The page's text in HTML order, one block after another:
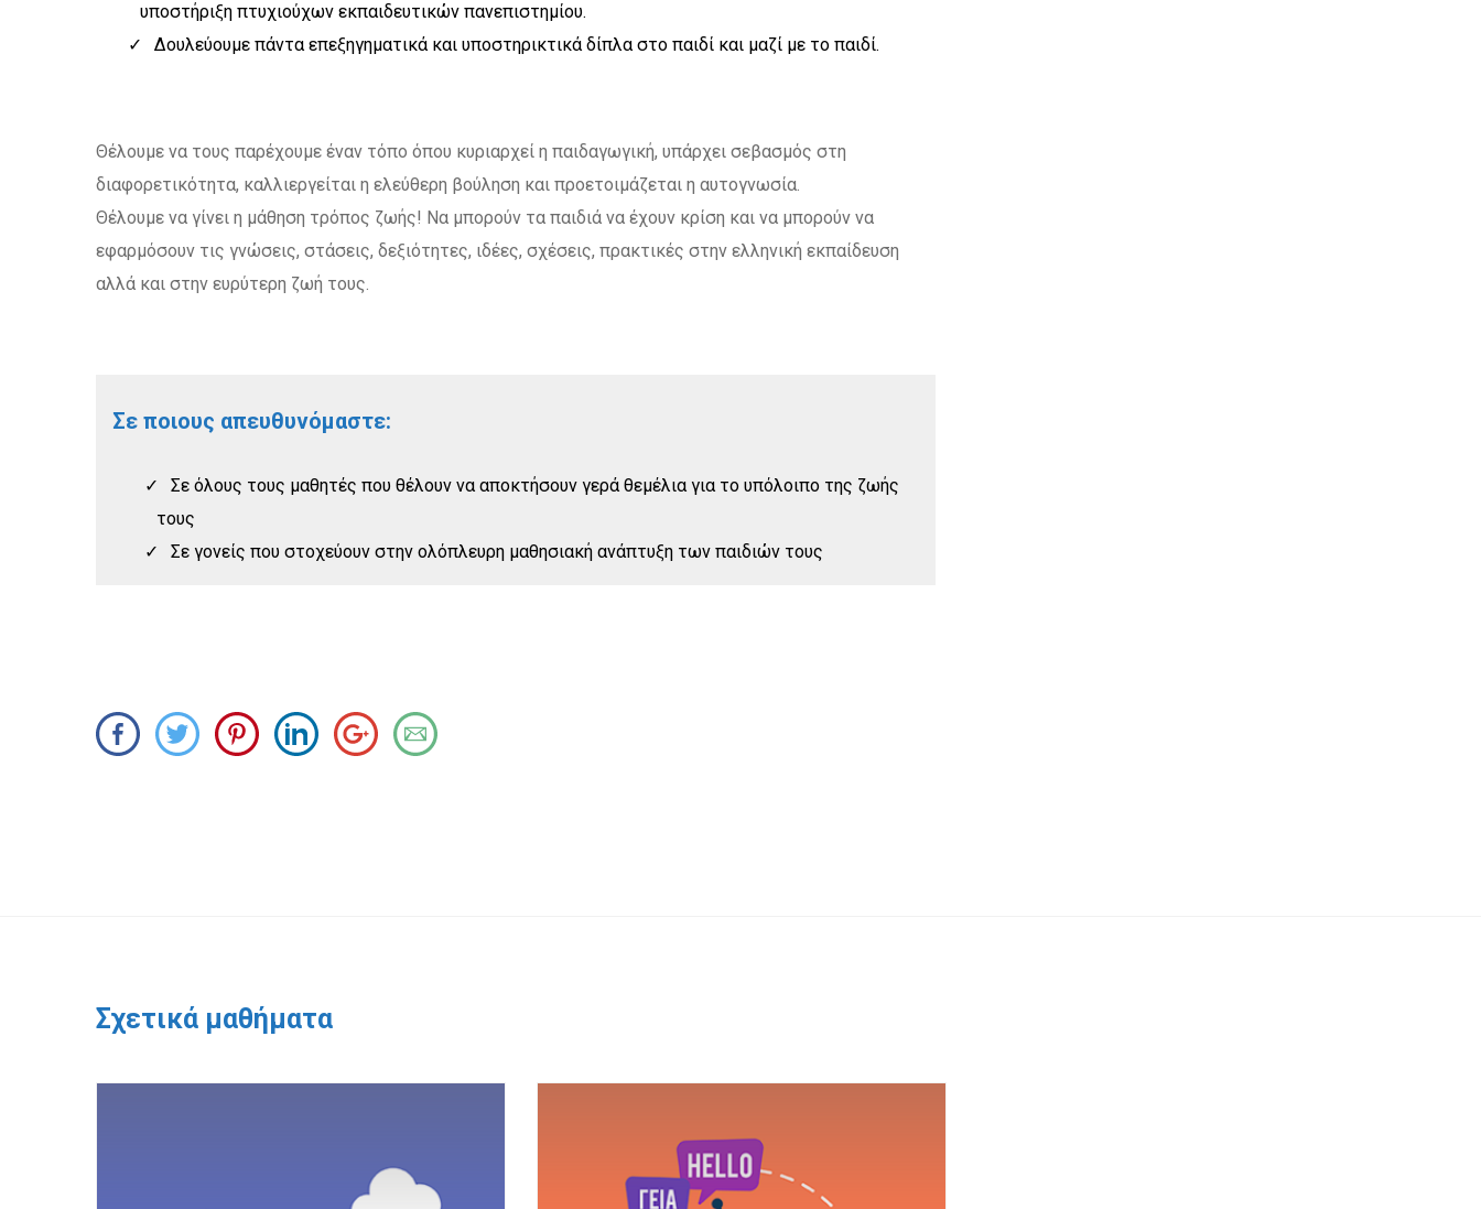
υποστήριξη πτυχιούχων εκπαιδευτικών πανεπιστημίου.
Δουλεύουμε πάντα επεξηγηματικά και υποστηρικτικά δίπλα στο παιδί και μαζί με το παιδί.
Θέλουμε να τους παρέχουμε έναν τόπο όπου κυριαρχεί η παιδαγωγική, υπάρχει σεβασμός στη
διαφορετικότητα, καλλιεργείται η ελεύθερη βούληση και προετοιμάζεται η αυτογνωσία.
Θέλουμε να γίνει η μάθηση τρόπος ζωής! Να μπορούν τα παιδιά να έχουν κρίση και να μπορούν να
εφαρμόσουν τις γνώσεις, στάσεις, δεξιότητες, ιδέες, σχέσεις, πρακτικές στην ελληνική εκπαίδευση
αλλά και στην ευρύτερη ζωή τους.
Σε ποιους απευθυνόμαστε:
Σε όλους τους μαθητές που θέλουν να αποκτήσουν γερά θεμέλια για το υπόλοιπο της ζωής
τους
Σε γονείς που στοχεύουν στην ολόπλευρη μαθησιακή ανάπτυξη των παιδιών τους
Σχετικά μαθήματα